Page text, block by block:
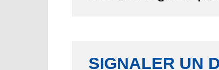
SIGNALER UN